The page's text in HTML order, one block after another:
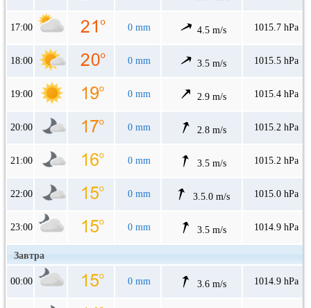
17:00 0 mm 4.5 m/s 1015.7 hPa
18:00 0 mm 3.5 m/s 1015.5 hPa
19:00 0 mm 2.9 m/s 1015.4 hPa
20:00 0 mm 2.8 m/s 1015.2 hPa
21:00 0 mm 3.5 m/s 1015.2 hPa
22:00 0 mm 3.5.0 m/s 1015.0 hPa
23:00 0 mm 3.5 m/s 1014.9 hPa
Завтра
00:00 0 mm 3.6 m/s 1014.9 hPa